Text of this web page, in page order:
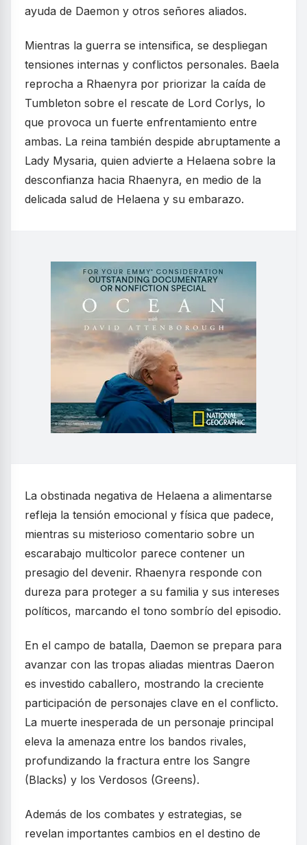
ayuda de Daemon y otros señores aliados.
Mientras la guerra se intensifica, se despliegan
tensiones internas y conflictos personales. Baela
reprocha a Rhaenyra por priorizar la caída de
Tumbleton sobre el rescate de Lord Corlys, lo
que provoca un fuerte enfrentamiento entre
ambas. La reina también despide abruptamente a
Lady Mysaria, quien advierte a Helaena sobre la
desconfianza hacia Rhaenyra, en medio de la
delicada salud de Helaena y su embarazo.
La obstinada negativa de Helaena a alimentarse
refleja la tensión emocional y física que padece,
mientras su misterioso comentario sobre un
escarabajo multicolor parece contener un
presagio del devenir. Rhaenyra responde con
dureza para proteger a su familia y sus intereses
políticos, marcando el tono sombrío del episodio.
En el campo de batalla, Daemon se prepara para
avanzar con las tropas aliadas mientras Daeron
es investido caballero, mostrando la creciente
participación de personajes clave en el conflicto.
La muerte inesperada de un personaje principal
eleva la amenaza entre los bandos rivales,
profundizando la fractura entre los Sangre
(Blacks) y los Verdosos (Greens).
Además de los combates y estrategias, se
revelan importantes cambios en el destino de